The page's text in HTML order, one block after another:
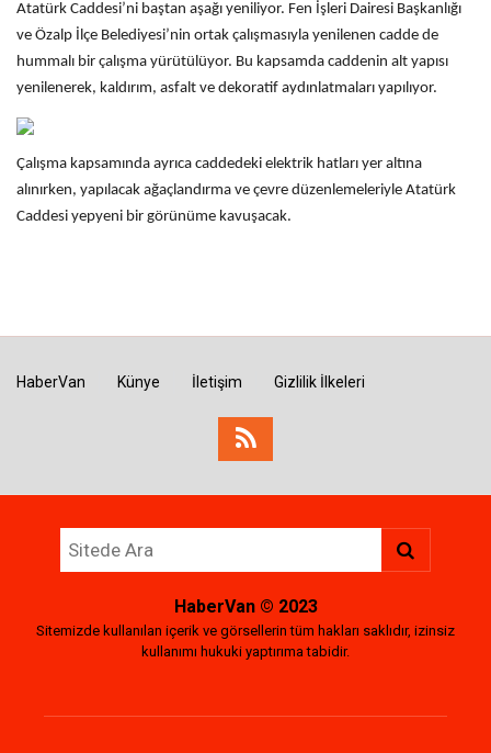
Atatürk Caddesi’ni baştan aşağı yeniliyor. Fen İşleri Dairesi Başkanlığı
ve Özalp İlçe Belediyesi’nin ortak çalışmasıyla yenilenen cadde de
hummalı bir çalışma yürütülüyor. Bu kapsamda caddenin alt yapısı
yenilenerek, kaldırım, asfalt ve dekoratif aydınlatmaları yapılıyor.
Çalışma kapsamında ayrıca caddedeki elektrik hatları yer altına
alınırken, yapılacak ağaçlandırma ve çevre düzenlemeleriyle Atatürk
Caddesi yepyeni bir görünüme kavuşacak.
HaberVan Künye İletişim Gizlilik İlkeleri
HaberVan© 2023
Sitemizde kullanılan içerik ve görsellerin tüm hakları saklıdır, izinsiz
kullanımı hukuki yaptırıma tabidir.